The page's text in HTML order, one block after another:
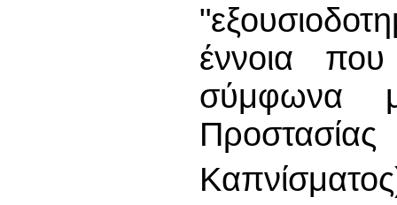
έννοια
σύμφωνα